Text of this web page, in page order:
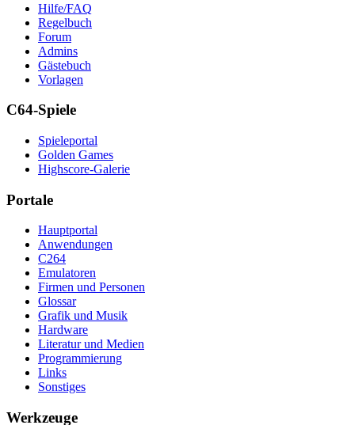
Hilfe/FAQ
Regelbuch
Forum
Admins
Gästebuch
Vorlagen
C64-Spiele
Spieleportal
Golden Games
Highscore-Galerie
Portale
Hauptportal
Anwendungen
C264
Emulatoren
Firmen und Personen
Glossar
Grafik und Musik
Hardware
Literatur und Medien
Programmierung
Links
Sonstiges
Werkzeuge